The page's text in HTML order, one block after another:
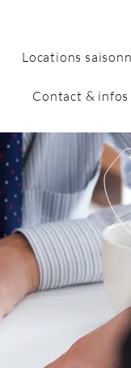
Locations
Contact & infos